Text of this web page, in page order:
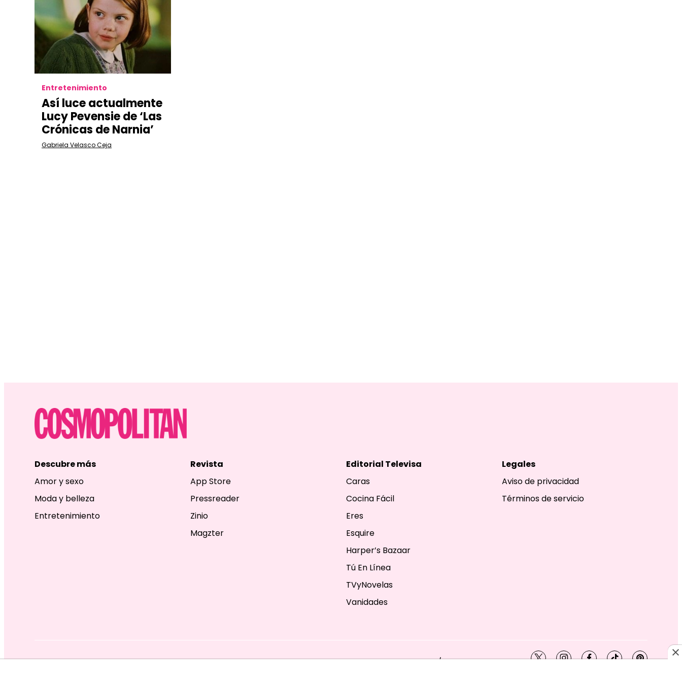
Entretenimiento
Así luce actualmente
Lucy Pevensie de ‘Las
Crónicas de Narnia’
Gabriela Velasco Ceja
Descubre más
Amor y sexo
Moda y belleza
Entretenimiento
Revista
App Store
Pressreader
Zinio
Magzter
Editorial Televisa
Caras
Cocina Fácil
Eres
Esquire
Harper’s Bazaar
Tú En Línea
TVyNovelas
Vanidades
Legales
Aviso de privacidad
Términos de servicio
EDITORIAL TELEVISA S.A. DE C.V. TODOS LOS DERECHOS RESERVADOS. TBG - EDITORIAL TELEVISA - LIFESTYLES - BEAUTY / FASHION twitterinstagramfacebook
tiktokpinterest